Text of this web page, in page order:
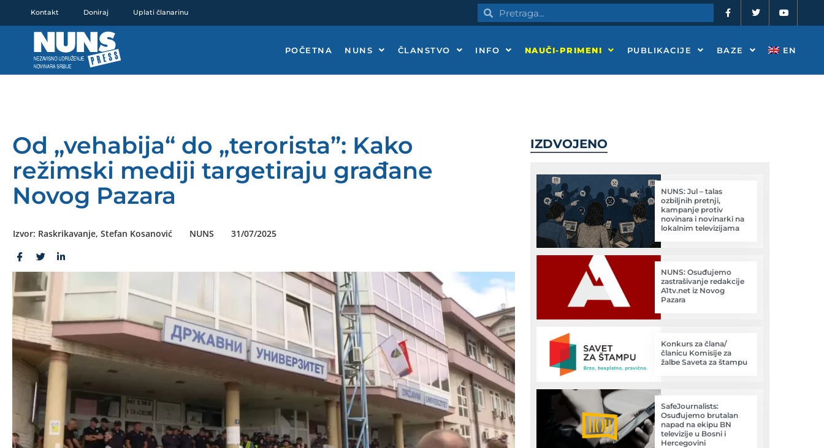
Kontakt Doniraj Uplati članarinu PretragaPretraga a
c
e
o
o
-
w
t
e
o
t
b
e
POČETNA NUNS ČLANSTVO INFO NAUČI-PRIMENI PUBLIKACIJE BAZE EN
Od „vehabija“ do „terorista”: Kako
režimski mediji targetiraju građane
Novog Pazara
Izvor: Raskrikavanje, Stefan Kosanović NUNS 31/07/2025
IZDVOJENO
NUNS: Jul – talas
ozbiljnih pretnji,
kampanje protiv
novinara i novinarki na
lokalnim televizijama
NUNS: Osuđujemo
zastrašivanje redakcije
A1tv.net iz Novog
Pazara
Konkurs za člana/
članicu Komisije za
žalbe Saveta za štampu
SafeJournalists:
Osuđujemo brutalan
napad na ekipu BN
televizije u Bosni i
Hercegovini